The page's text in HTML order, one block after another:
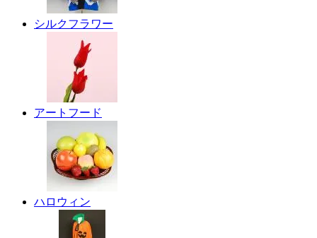
シルクフラワー
アートフード
ハロウィン